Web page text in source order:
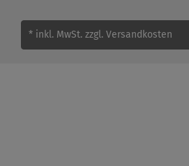
* inkl. MwSt. zzgl. Versandkosten